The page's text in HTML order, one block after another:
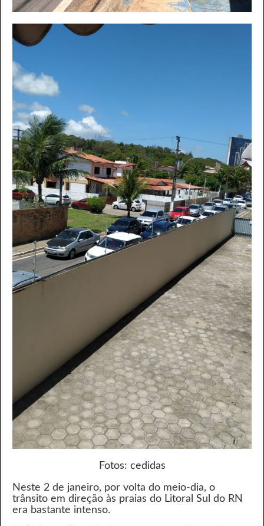
Fotos: cedidas
Neste 2 de janeiro, por volta do meio-dia, o
trânsito em direção às praias do Litoral Sul do RN
era bastante intenso.